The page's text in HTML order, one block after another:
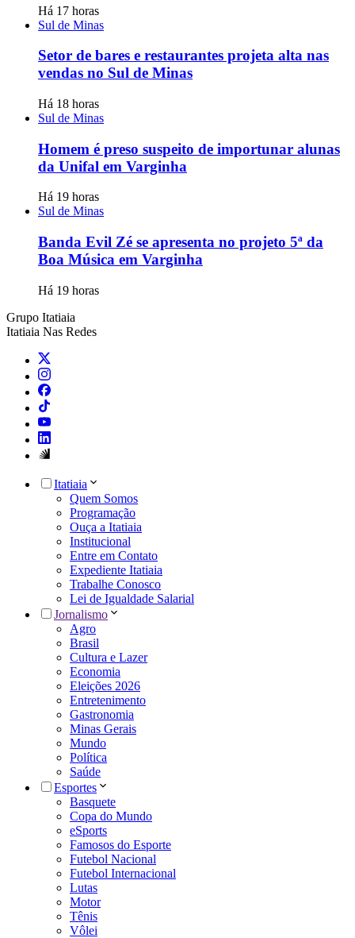
Há 17 horas
Sul de Minas
Setor de bares e restaurantes projeta alta nas
vendas no Sul de Minas
Há 18 horas
Sul de Minas
Homem é preso suspeito de importunar alunas
da Unifal em Varginha
Há 19 horas
Sul de Minas
Banda Evil Zé se apresenta no projeto 5ª da
Boa Música em Varginha
Há 19 horas
Grupo Itatiaia
Itatiaia Nas Redes
Itatiaia
Quem Somos
Programação
Ouça a Itatiaia
Institucional
Entre em Contato
Expediente Itatiaia
Trabalhe Conosco
Lei de Igualdade Salarial
Jornalismo
Agro
Brasil
Cultura e Lazer
Economia
Eleições 2026
Entretenimento
Gastronomia
Minas Gerais
Mundo
Política
Saúde
Esportes
Basquete
Copa do Mundo
eSports
Famosos do Esporte
Futebol Nacional
Futebol Internacional
Lutas
Motor
Tênis
Vôlei